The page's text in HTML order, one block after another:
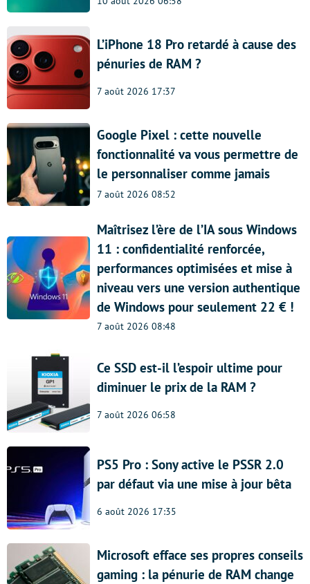
L’iPhone 18 Pro retardé à cause des
pénuries de RAM ?
7 août 2026 17:37
Google Pixel : cette nouvelle
fonctionnalité va vous permettre de
le personnaliser comme jamais
7 août 2026 08:52
Maîtrisez l’ère de l’IA sous Windows
11 : confidentialité renforcée,
performances optimisées et mise à
niveau vers une version authentique
de Windows pour seulement 22 € !
7 août 2026 08:48
Ce SSD est-il l’espoir ultime pour
diminuer le prix de la RAM ?
7 août 2026 06:58
PS5 Pro : Sony active le PSSR 2.0
par défaut via une mise à jour bêta
6 août 2026 17:35
Microsoft efface ses propres conseils
gaming : la pénurie de RAM change